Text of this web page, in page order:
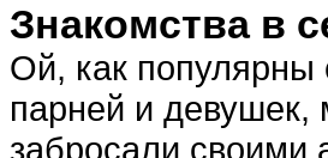
Знакомства в
Ой, как популярны
парней и
забросали своими